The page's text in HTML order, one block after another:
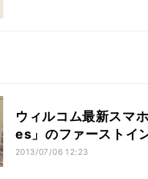
ウィルコム最新スマ
es」のファーストイ
2013/07/06 12:23